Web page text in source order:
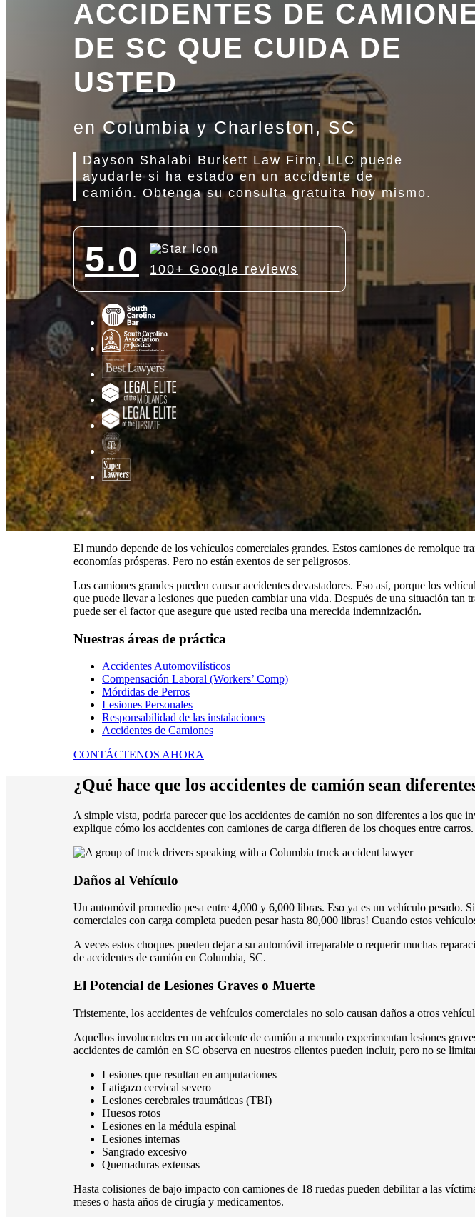
ACCIDENTES DE
DE SC QUE CUIDA DE
USTED
en Columbia y Charleston, SC
Dayson Shalabi Burkett Law Firm, LLC puede
ayudarle si ha estado en un accidente de
camión. Obtenga su consulta gratuita hoy mismo.
5.0 100+ Google reviews
El mundo depende de los vehículos comerciales grandes. Estos camiones de remolque
economías prósperas. Pero no están exentos de ser peligrosos.
Los camiones grandes pueden causar accidentes devastadores. Eso así, porque los
que puede llevar a lesiones que pueden cambiar una vida. Después de una situación
puede ser el factor que asegure que usted reciba una merecida indemnización.
Nuestras áreas de práctica
Accidentes Automovilísticos
Compensación Laboral (Workers’ Comp)
Mórdidas de Perros
Lesiones Personales
Responsabilidad de las instalaciones
Accidentes de Camiones
CONTÁCTENOS AHORA
¿Qué hace que los accidentes de camión sean
A simple vista, podría parecer que los accidentes de camión no son diferentes a los que
explique cómo los accidentes con camiones de carga difieren de los choques entre carros.
Daños al Vehículo
Un automóvil promedio pesa entre 4,000 y 6,000 libras. Eso ya es un vehículo pesado.
comerciales con carga completa pueden pesar hasta 80,000 libras! Cuando estos
A veces estos choques pueden dejar a su automóvil irreparable o requerir muchas
de accidentes de camión en Columbia, SC.
El Potencial de Lesiones Graves o Muerte
Tristemente, los accidentes de vehículos comerciales no solo causan daños a otros
Aquellos involucrados en un accidente de camión a menudo experimentan lesiones
accidentes de camión en SC observa en nuestros clientes pueden incluir, pero no se
Lesiones que resultan en amputaciones
Latigazo cervical severo
Lesiones cerebrales traumáticas (TBI)
Huesos rotos
Lesiones en la médula espinal
Lesiones internas
Sangrado excesivo
Quemaduras extensas
Hasta colisiones de bajo impacto con camiones de 18 ruedas pueden debilitar a las
meses o hasta años de cirugía y medicamentos.